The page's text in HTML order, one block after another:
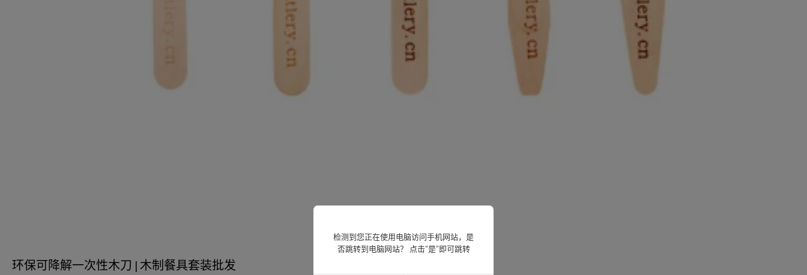
环保可降解一次性木刀 | 木制餐具套装批发
检测到您正在使用电脑访问手机网站，是
否跳转到电脑网站？ 点击“是”即可跳转